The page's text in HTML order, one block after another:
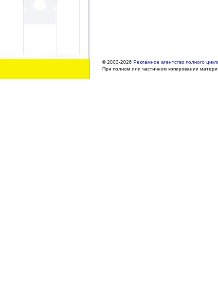
© 2003-2026 Рекламное агентство полного
При полном или частичном копировании